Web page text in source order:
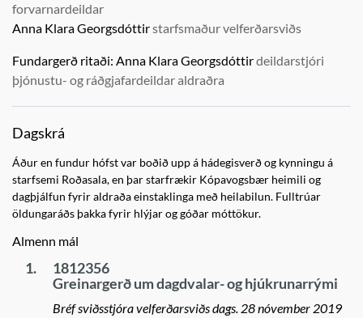
forvarnardeildar
Anna Klara Georgsdóttirstarfsmaður velferðarsviðs
Fundargerð ritaði: Anna Klara Georgsdóttirdeildarstjóri
þjónustu- og ráðgjafardeildar aldraðra
Dagskrá
Áður en fundur hófst var boðið upp á hádegisverð og kynningu á
starfsemi Roðasala, en þar starfrækir Kópavogsbær heimili og
dagþjálfun fyrir aldraða einstaklinga með heilabilun. Fulltrúar
öldungaráðs þakka fyrir hlýjar og góðar móttökur.
Almenn mál
1.
1812356
Greinargerð um dagdvalar- og hjúkrunarrými
Bréf sviðsstjóra velferðarsviðs dags. 28 nóvember 2019